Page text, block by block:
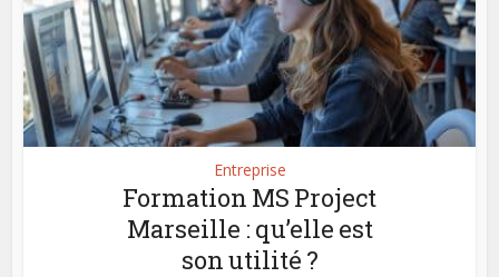
Entreprise
Formation MS Project
Marseille : qu’elle est
son utilité ?